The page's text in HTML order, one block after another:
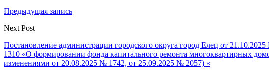
Предыдущая запись
Next Post
Постановление администрации городского округа город Елец от
1310 «О формировании фонда капитального ремонта многоквартирных
изменениями от 20.08.2025 № 1742, от 25.09.2025 № 2057) «